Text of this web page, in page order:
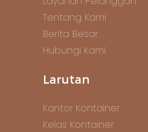
Tentang Kami
Berita Besar
Hubungi Kami
Larutan
Kantor Kontainer
Kelas Kontainer